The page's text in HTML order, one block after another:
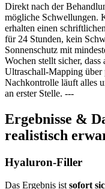
Direkt nach der
mögliche Schwellungen.
erhalten einen
für 24 Stunden, kein
Sonnenschutz mit
Wochen stellt sicher,
Ultraschall-Mapping über
Nachkontrolle läuft alles
an erster Stelle. ---
Ergebnisse &
realistisch
Hyaluron-Filler
Das Ergebnis ist sofort